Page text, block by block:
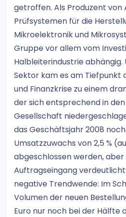
getroffen. Als Produzent von
Prüfsystemen für die
Mikroelektronik und
Gruppe vor allem vom
Halbleiterindustrie abhängig.
Sektor kam es am Tiefpunkt
und Finanzkrise zu einem
der sich entsprechend in
Gesellschaft
das Geschäftsjahr 2008
Umsatzzuwachs von 2,5 %
abgeschlossen werden,
Auftragseingang
negative Trendwende: Im
Volumen der neuen
Euro nur noch bei der Hälfte